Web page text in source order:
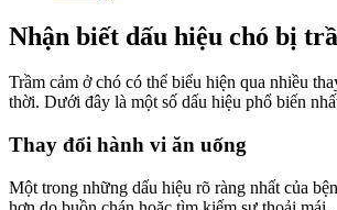
Nhận biết dấu hiệu chó bị
Trầm cảm ở chó có thể biểu hiện qua nhiều
thời. Dưới đây là một số dấu hiệu phổ biến
Thay đổi hành vi ăn uống
Một trong những dấu hiệu rõ ràng nhất của